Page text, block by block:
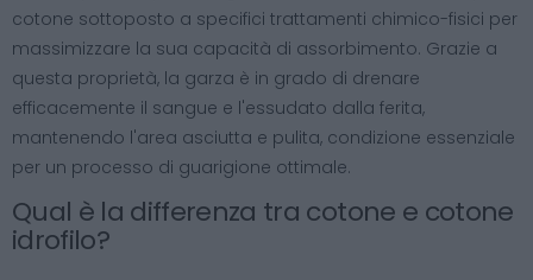
cotone sottoposto a specifici trattamenti chimico-fisici per
massimizzare la sua capacità di assorbimento. Grazie a
questa proprietà, la garza è in grado di drenare
efficacemente il sangue e l'essudato dalla ferita,
mantenendo l'area asciutta e pulita, condizione essenziale
per un processo di guarigione ottimale.
Qual è la differenza tra cotone e cotone
idrofilo?